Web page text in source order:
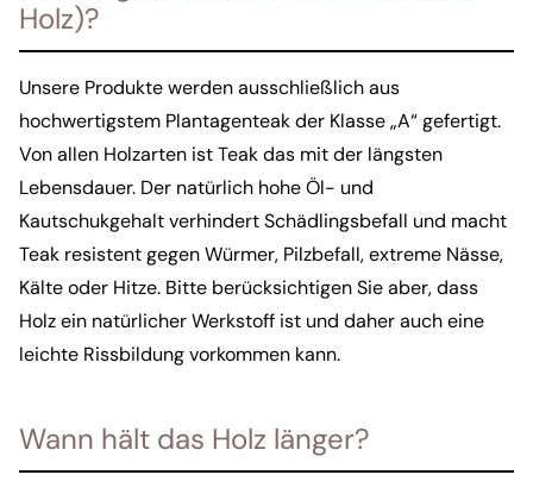
Holz)?
Unsere Produkte werden ausschließlich aus
hochwertigstem Plantagenteak der Klasse „A“ gefertigt.
Von allen Holzarten ist Teak das mit der längsten
Lebensdauer. Der natürlich hohe Öl- und
Kautschukgehalt verhindert Schädlingsbefall und macht
Teak resistent gegen Würmer, Pilzbefall, extreme Nässe,
Kälte oder Hitze. Bitte berücksichtigen Sie aber, dass
Holz ein natürlicher Werkstoff ist und daher auch eine
leichte Rissbildung vorkommen kann.
Wann hält das Holz länger?